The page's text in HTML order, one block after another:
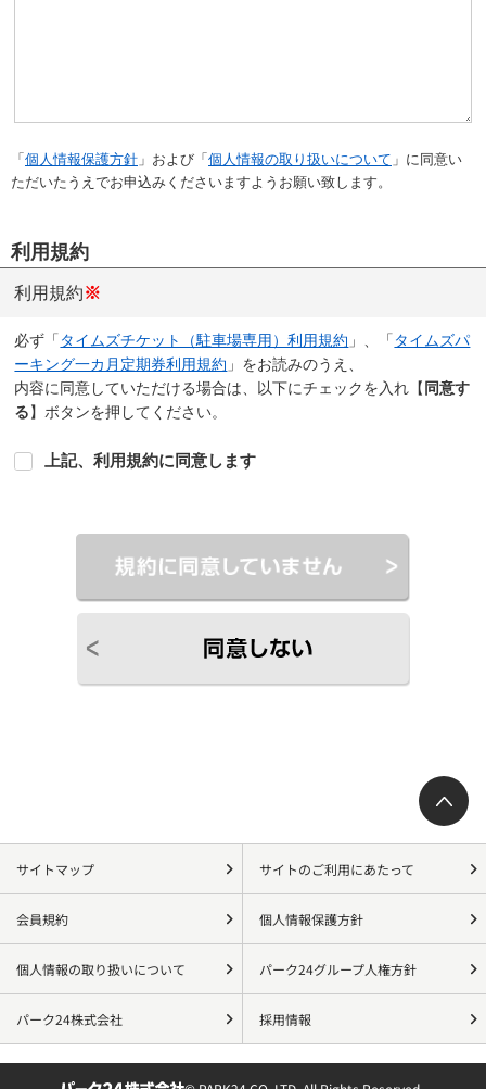
「個人情報保護方針 」および「個人情報の取り扱いについて 」に同意い
ただいたうえでお申込みくださいますようお願い致します。
利用規約
利用規約※
必ず「タイムズチケット（駐車場専用）利用規約 」、「タイムズパ
ーキング一カ月定期券利用規約 」をお読みのうえ、
内容に同意していただける場合は、以下にチェックを入れ【同意す
る】ボタンを押してください。
上記、利用規約に同意します
サイトマップ サイトのご利用にあたって
会員規約 個人情報保護方針
個人情報の取り扱いについて パーク24グループ人権方針
パーク24株式会社 採用情報